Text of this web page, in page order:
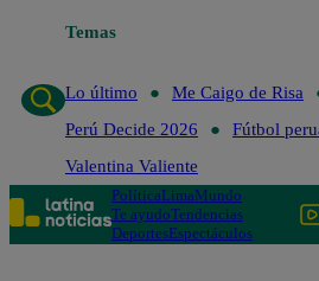
Temas
Lo último
Me Caigo de Risa
Perú Decide 2026
Fútbol
Valentina Valiente
PolíticaLimaMundo
Te ayudoTendencias
DeportesEspectáculos